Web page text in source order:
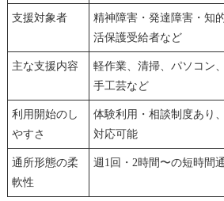
支援対象者
精神障害・発達障害・知
活保護受給者など
主な支援内容
軽作業、清掃、パソコン
手工芸など
利用開始のし
やすさ
体験利用・相談制度あり
対応可能
通所形態の柔
軟性
週1回・2時間〜の短時間